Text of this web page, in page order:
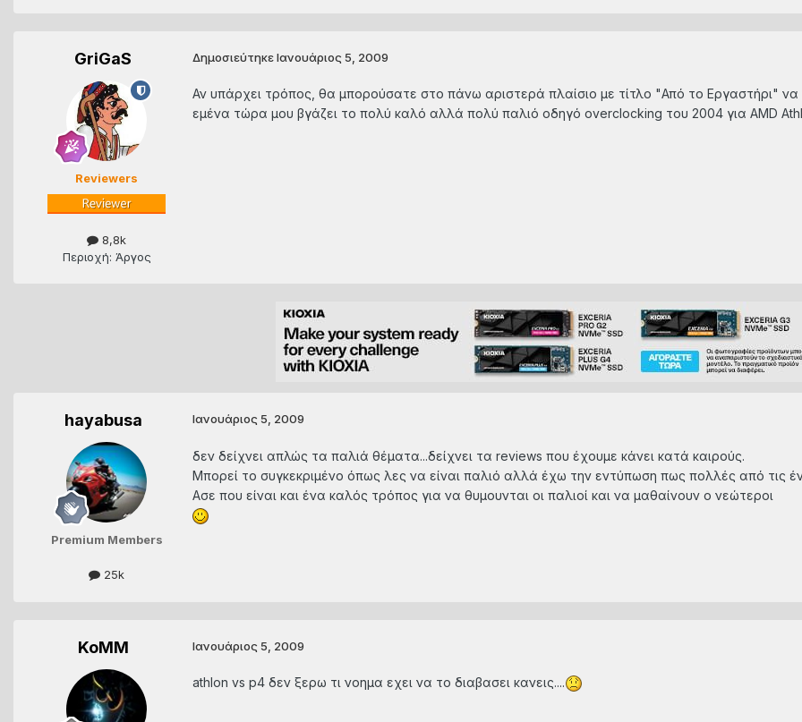
GriGaS
Reviewers
8,8k
Περιοχή: Άργος
ΔημοσιεύτηκεΙανουάριος 5, 2009
Αν υπάρχει τρόπος, θα μπορούσατε στο πάνω αριστερά πλαίσιο με τίτλο "Από το Εργαστήρι"
εμένα τώρα μου βγάζει το πολύ καλό αλλά πολύ παλιό οδηγό οverclocking του 2004 για AMD
hayabusa
Premium Members
25k
Ιανουάριος 5, 2009
δεν δείχνει απλώς τα παλιά θέματα...δείχνει τα reviews που έχουμε κάνει κατά καιρούς.
Μπορεί το συγκεκριμένο όπως λες να είναι παλιό αλλά έχω την εντύπωση πως πολλές από τις
Ασε που είναι και ένα καλός τρόπος για να θυμουνται οι παλιοί και να μαθαίνουν ο νεώτεροι
KoMM Ιανουάριος 5, 2009
athlon vs p4 δεν ξερω τι νοημα εχει να το διαβασει κανεις....